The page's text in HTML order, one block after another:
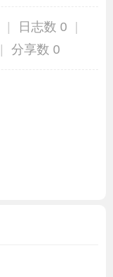
日志数 0
分享数 0